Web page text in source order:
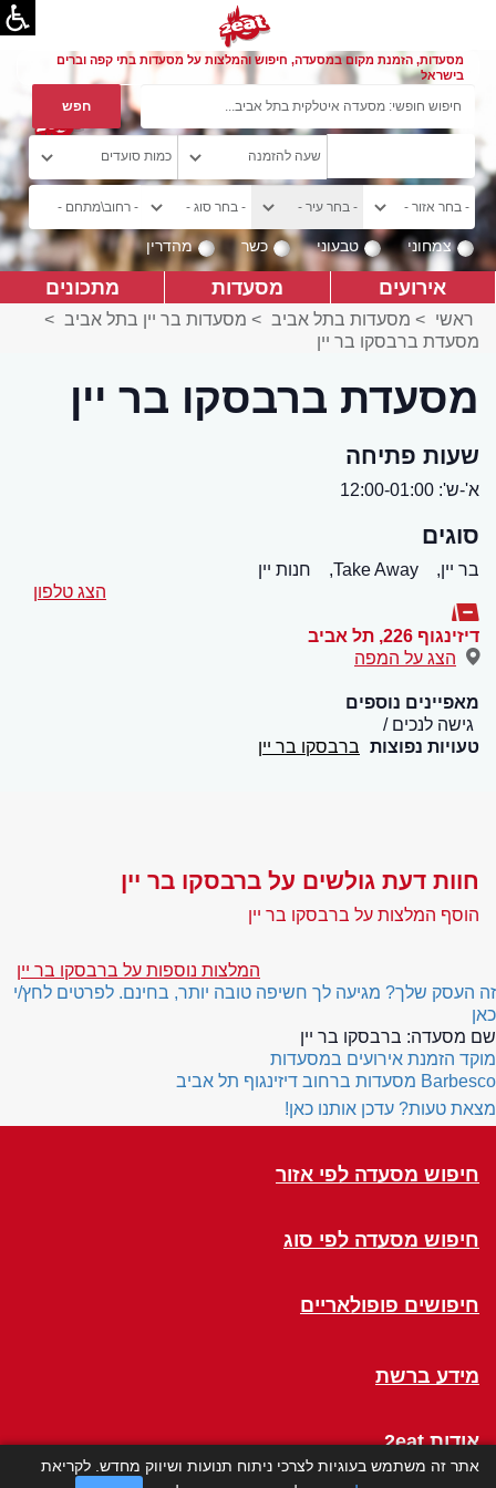
מסעדות, הזמנת מקום במסעדה, חיפוש והמלצות על מסעדות בתי קפה וברים
בישראל
צמחוני טבעוני כשר מהדרין
אירועים מסעדות מתכונים
ראשי > מסעדות בתל אביב > מסעדות בר יין בתל אביב >
מסעדת ברבסקו בר יין
מסעדת ברבסקו בר יין
שעות פתיחה
א'-ש': 12:00-01:00
סוגים
בר יין, Take Away,
חנות יין
הצג טלפון
דיזינגוף 226 , תל אביב
הצג על המפה
מאפיינים נוספים
גישה לנכים
טעויות נפוצות ברבסקו בר יין
חוות דעת גולשים על ברבסקו בר יין
הוסף המלצות על ברבסקו בר יין
המלצות נוספות על ברבסקו בר יין
זה העסק שלך? מגיעה לך חשיפה טובה יותר, בחינם. לפרטים לחץ/י
כאן
שם מסעדה: ברבסקו בר יין
מוקד הזמנת אירועים במסעדות
Barbesco מסעדות ברחוב דיזינגוף תל אביב
מצאת טעות? עדכן אותנו כאן!
חיפוש מסעדה לפי אזור
חיפוש מסעדה לפי סוג
חיפושים פופולאריים
מידע ברשת
אודות 2eat
אתר זה משתמש בעוגיות לצרכי ניתוח תנועות ושיווק מחדש. לקריאת